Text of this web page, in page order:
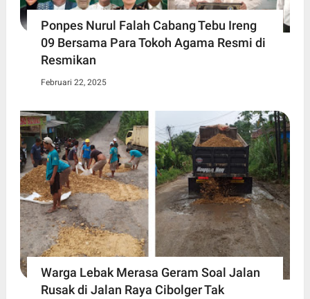
Ponpes Nurul Falah Cabang Tebu Ireng
09 Bersama Para Tokoh Agama Resmi di
Resmikan
Februari 22, 2025
Warga Lebak Merasa Geram Soal Jalan
Rusak di Jalan Raya Cibolger Tak